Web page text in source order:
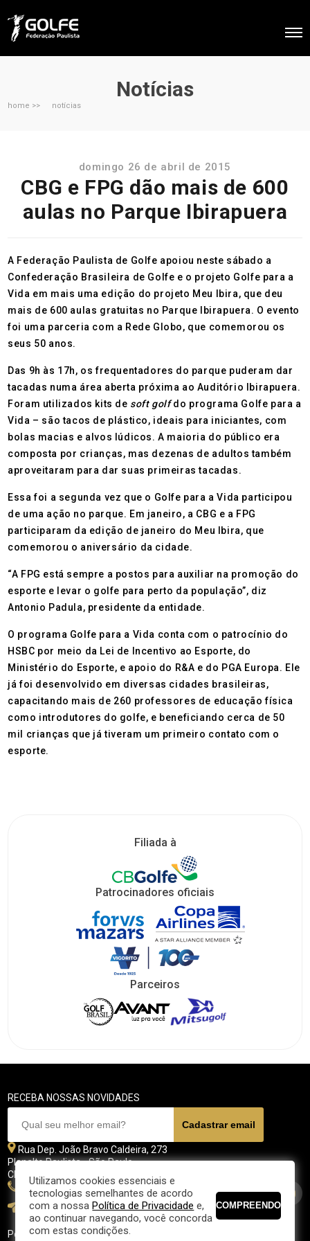
Notícias
home >> notícias
domingo 26 de abril de 2015
CBG e FPG dão mais de 600
aulas no Parque Ibirapuera
A Federação Paulista de Golfe apoiou neste sábado a
Confederação Brasileira de Golfe e o projeto Golfe para a
Vida em mais uma edição do projeto Meu Ibira, que deu
mais de 600 aulas gratuitas no Parque Ibirapuera. O evento
foi uma parceria com a Rede Globo, que comemorou os
seus 50 anos.
Das 9h às 17h, os frequentadores do parque puderam dar
tacadas numa área aberta próxima ao Auditório Ibirapuera.
Foram utilizados kits de soft golfdo programa Golfe para a
Vida – são tacos de plástico, ideais para iniciantes, com
bolas macias e alvos lúdicos. A maioria do público era
composta por crianças, mas dezenas de adultos também
aproveitaram para dar suas primeiras tacadas.
Essa foi a segunda vez que o Golfe para a Vida participou
de uma ação no parque. Em janeiro, a CBG e a FPG
participaram da edição de janeiro do Meu Ibira, que
comemorou o aniversário da cidade.
“A FPG está sempre a postos para auxiliar na promoção do
esporte e levar o golfe para perto da população”, diz
Antonio Padula, presidente da entidade.
O programa Golfe para a Vida conta com o patrocínio do
HSBC por meio da Lei de Incentivo ao Esporte, do
Ministério do Esporte, e apoio do R&A e do PGA Europa. Ele
já foi desenvolvido em diversas cidades brasileiras,
capacitando mais de 260 professores de educação física
como introdutores do golfe, e beneficiando cerca de 50
mil crianças que já tiveram um primeiro contato com o
esporte.
Filiada à
Patrocinadores oficiais
Parceiros
RECEBA NOSSAS NOVIDADES
Rua Dep. João Bravo Caldeira, 273
Planalto Paulista - São Paulo
CEP 04071 - 045
11 5070-4700
fpgolfe@fpgolfe.com.br
Política de privacidade
Utilizamos cookies essenciais e
tecnologias semelhantes de acordo
com a nossaPolítica de Privacidade e,
ao continuar navegando, você concorda
com estas condições.